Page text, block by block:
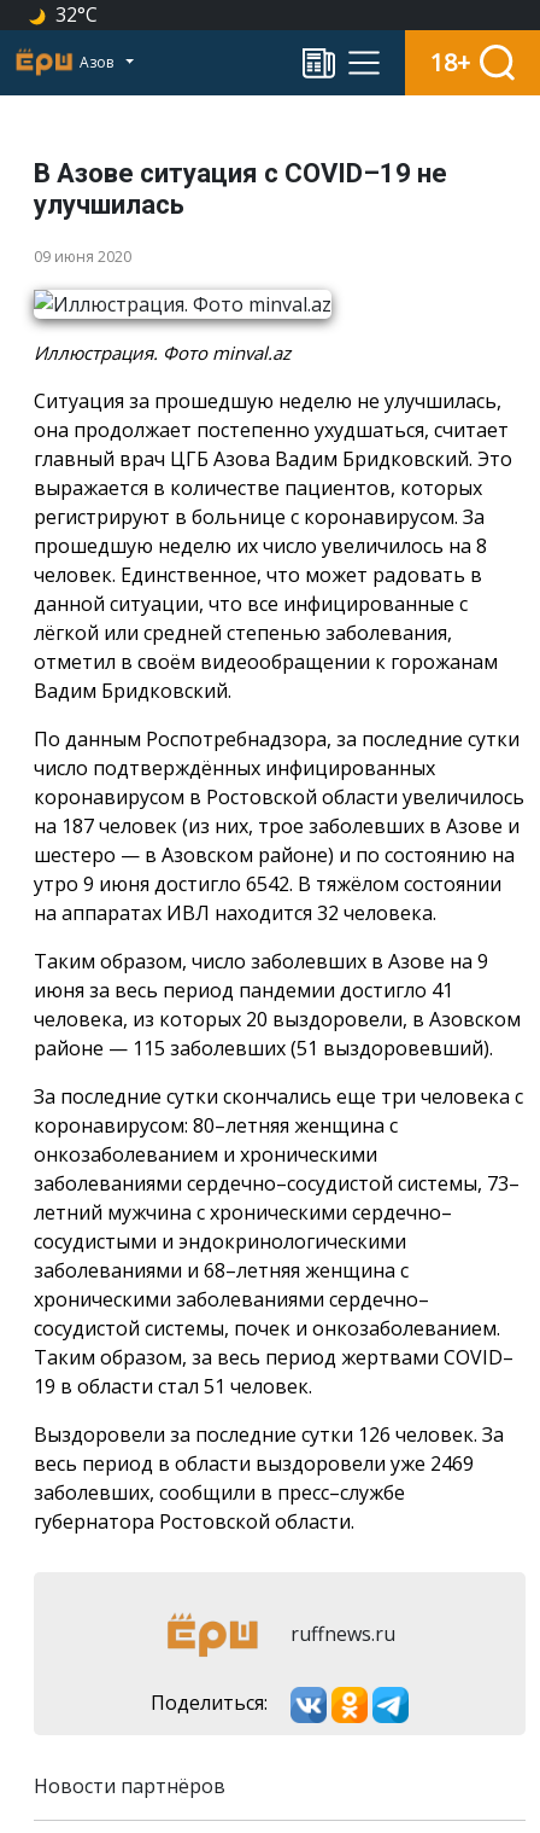
32°C
Азов 18+
В Азове ситуация с COVID–19 не
улучшилась
09 июня 2020
Иллюстрация. Фото minval.az
Ситуация за прошедшую неделю не улучшилась,
она продолжает постепенно ухудшаться, считает
главный врач ЦГБ Азова Вадим Бридковский. Это
выражается в количестве пациентов, которых
регистрируют в больнице с коронавирусом. За
прошедшую неделю их число увеличилось на 8
человек. Единственное, что может радовать в
данной ситуации, что все инфицированные с
лёгкой или средней степенью заболевания,
отметил в своём видеообращении к горожанам
Вадим Бридковский.
По данным Роспотребнадзора, за последние сутки
число подтверждённых инфицированных
коронавирусом в Ростовской области увеличилось
на 187 человек (из них, трое заболевших в Азове и
шестеро — в Азовском районе) и по состоянию на
утро 9 июня достигло 6542. В тяжёлом состоянии
на аппаратах ИВЛ находится 32 человека.
Таким образом, число заболевших в Азове на 9
июня за весь период пандемии достигло 41
человека, из которых 20 выздоровели, в Азовском
районе — 115 заболевших (51 выздоровевший).
За последние сутки скончались еще три человека с
коронавирусом: 80–летняя женщина с
онкозаболеванием и хроническими
заболеваниями сердечно–сосудистой системы, 73–
летний мужчина с хроническими сердечно–
сосудистыми и эндокринологическими
заболеваниями и 68–летняя женщина с
хроническими заболеваниями сердечно–
сосудистой системы, почек и онкозаболеванием.
Таким образом, за весь период жертвами CОVID–
19 в области стал 51 человек.
Выздоровели за последние сутки 126 человек. За
весь период в области выздоровели уже 2469
заболевших, сообщили в пресс–службе
губернатора Ростовской области.
ruffnews.ru
Поделиться:
Новости партнёров